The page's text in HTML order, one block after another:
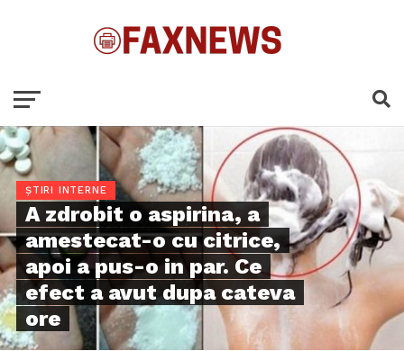
ȘTIRI INTERNE
A zdrobit o aspirina, a
amestecat-o cu citrice,
apoi a pus-o in par. Ce
efect a avut dupa cateva
ore